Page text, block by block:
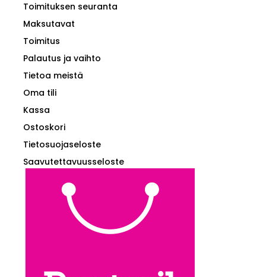
Toimituksen seuranta
Maksutavat
Toimitus
Palautus ja vaihto
Tietoa meistä
Oma tili
Kassa
Ostoskori
Tietosuojaseloste
Saavutettavuusseloste